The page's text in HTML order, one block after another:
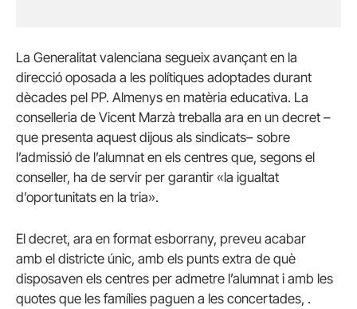
La Generalitat valenciana segueix avançant en la
direcció oposada a les polítiques adoptades durant
dècades pel PP. Almenys en matèria educativa. La
conselleria de Vicent Marzà treballa ara en un decret –
que presenta aquest dijous als sindicats– sobre
l’admissió de l’alumnat en els centres que, segons el
conseller, ha de servir per garantir «la igualtat
d’oportunitats en la tria».
El decret, ara en format esborrany, preveu acabar
amb el districte únic, amb els punts extra de què
disposaven els centres per admetre l’alumnat i amb les
quotes que les famílies paguen a les concertades, .